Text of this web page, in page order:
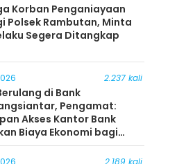
Korban Penganiayaan
Polsek Rambutan, Minta
Segera Ditangkap
2.237 kali
di Bank
Pengamat:
Akses Kantor Bank
Biaya Ekonomi bagi
2.189 kali